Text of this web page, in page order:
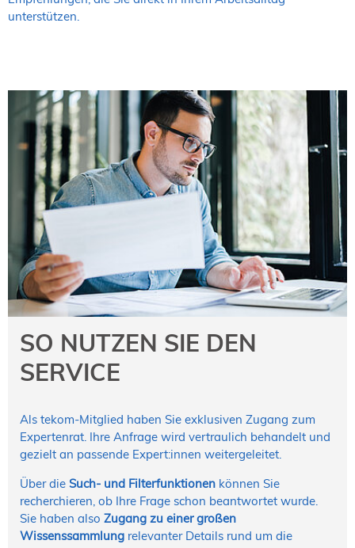
unterstützen.
SO NUTZEN SIE DEN
SERVICE
Als tekom-Mitglied haben Sie exklusiven Zugang zum
Expertenrat. Ihre Anfrage wird vertraulich behandelt und
gezielt an passende Expert:innen weitergeleitet.
Über die Such- und Filterfunktionen können Sie
recherchieren, ob Ihre Frage schon beantwortet wurde.
Sie haben also Zugang zu einer großen
Wissenssammlung relevanter Details rund um die